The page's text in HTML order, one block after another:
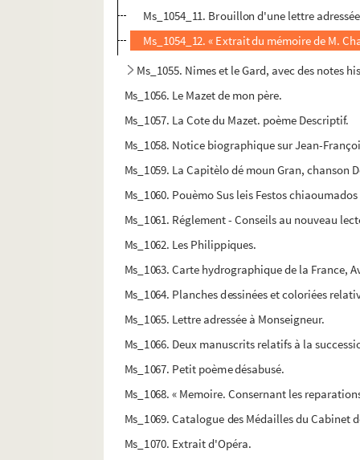
Ms_1054_11. Brouillon d'une lettre
Ms_1054_12. « Extrait du mémoire de M.
Ms_1055. Nimes et le Gard, avec des notes
Ms_1056. Le Mazet de mon père.
Ms_1057. La Cote du Mazet. poème Descriptif.
Ms_1058. Notice biographique sur Jean-
Ms_1059. La Capitèlo dé moun Gran, chanson
Ms_1060. Pouèmo Sus leis Festos
Ms_1061. Réglement - Conseils au nouveau
Ms_1062. Les Philippiques.
Ms_1063. Carte hydrographique de la France,
Ms_1064. Planches dessinées et coloriées
Ms_1065. Lettre adressée à Monseigneur.
Ms_1066. Deux manuscrits relatifs à la
Ms_1067. Petit poème désabusé.
Ms_1068. « Memoire. Consernant les
Ms_1069. Catalogue des Médailles du
Ms_1070. Extrait d'Opéra.